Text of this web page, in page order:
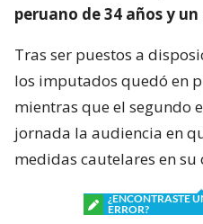
peruano de 34 años y
Tras ser puestos a
los imputados quedó en
mientras que el segundo
jornada la audiencia en
medidas cautelares en su
¿ENCONTRASTE
ERROR?